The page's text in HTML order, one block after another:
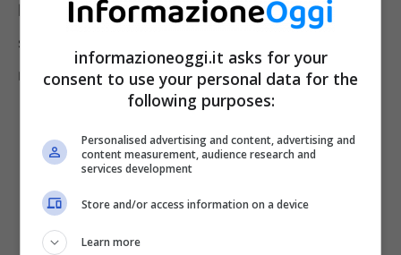
la stagione fredda, il micio potrebbe provare a
salire sulla tastiera più frequentemente e
magari restarci per qualche ora.
informazioneoggi.it asks for your
consent to use your personal data for the
following purposes:
Personalised advertising and content, advertising and
content measurement, audience research and
services development
Store and/or access information on a device
Learn more